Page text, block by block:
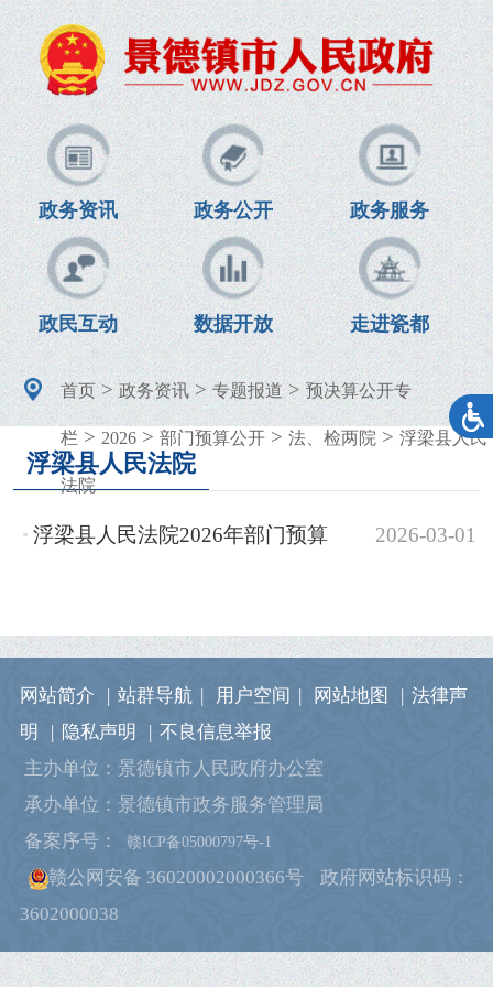
政务资讯 政务公开 政务服务
政民互动 数据开放 走进瓷都
首页>政务资讯>专题报道>预决算公开专
栏 > 2026> 部门预算公开> 法、检两院 > 浮梁县人民
法院
浮梁县人民法院
2026-03-01
浮梁县人民法院2026年部门预算
网站简介 | 站群导航 | 用户空间 | 网站地图 | 法律声
明
| 隐私声明 | 不良信息举报
主办单位：景德镇市人民政府办公室
承办单位：景德镇市政务服务管理局
备案序号：
赣ICP备05000797号-1
赣公网安备 36020002000366号
政府网站标识码：
3602000038